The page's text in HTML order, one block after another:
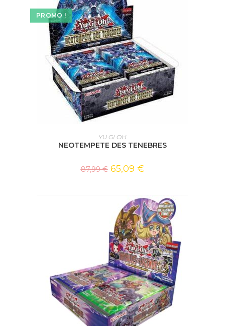
PROMO !
AJOUTER AU PANIER
YU GI OH
NEOTEMPETE DES TENEBRES
87,99€ 65,09 €